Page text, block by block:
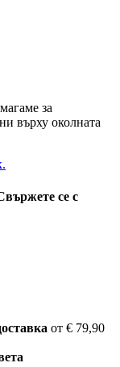
за
върху околната
се с
от € 79,90